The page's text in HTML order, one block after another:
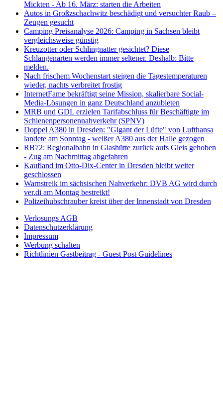
Mickten - Ab 16. März: starten die Arbeiten
Autos in Großzschachwitz beschädigt und versuchter Raub –
Zeugen gesucht
Camping Preisanalyse 2026: Camping in Sachsen bleibt
vergleichsweise günstig
Kreuzotter oder Schlingnatter gesichtet? Diese
Schlangenarten werden immer seltener. Deshalb: Bitte
melden.
Nach frischem Wochenstart steigen die Tagestemperaturen
wieder, nachts verbreitet frostig
InternetFame bekräftigt seine Mission, skalierbare Social-
Media-Lösungen in ganz Deutschland anzubieten
MRB und GDL erzielen Tarifabschluss für Beschäftigte im
Schienenpersonennahverkehr (SPNV)
Doppel A380 in Dresden: "Gigant der Lüfte" von Lufthansa
landete am Sonntag - weißer A380 aus der Halle gezogen
RB72: Regionalbahn in Glashütte zurück aufs Gleis gehoben
- Zug am Nachmittag abgefahren
Kaufland im Otto-Dix-Center in Dresden bleibt weiter
geschlossen
Warnstreik im sächsischen Nahverkehr: DVB AG wird durch
ver.di am Montag bestreikt!
Polizeihubschrauber kreist über der Innenstadt von Dresden
Verlosungs AGB
Datenschutzerklärung
Impressum
Werbung schalten
Richtlinien Gastbeitrag - Guest Post Guidelines